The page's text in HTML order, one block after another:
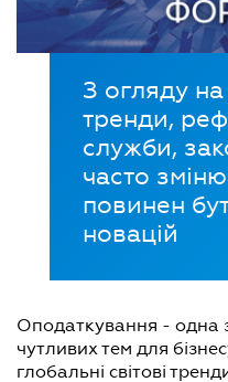
З огляду на
тренди,
служби,
часто
повинен
новацій
Оподаткування - одна
чутливих тем для
глобальні світові